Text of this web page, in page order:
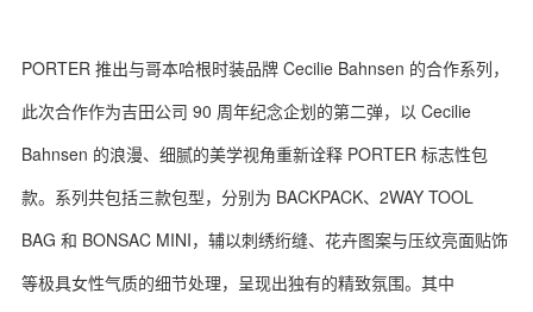
PORTER 推出与哥本哈根时装品牌 Cecilie Bahnsen 的合作系列，
此次合作作为吉田公司 90 周年纪念企划的第二弹，以 Cecilie
Bahnsen 的浪漫、细腻的美学视角重新诠释 PORTER 标志性包
款。系列共包括三款包型，分别为 BACKPACK、2WAY TOOL
BAG 和 BONSAC MINI，辅以刺绣绗缝、花卉图案与压纹亮面贴饰
等极具女性气质的细节处理，呈现出独有的精致氛围。其中